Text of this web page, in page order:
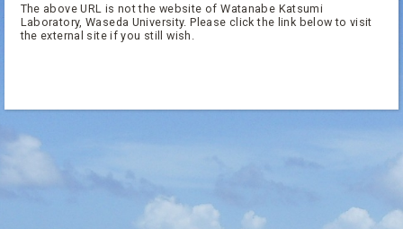
The above URL is not the website of Watanabe Katsumi
Laboratory, Waseda University. Please click the link below to visit
the external site if you still wish.